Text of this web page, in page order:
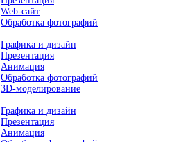
Web-сайт
Обработка фотографий
Графика и дизайн
Презентация
Анимация
Обработка фотографий
3D-моделирование
Графика и дизайн
Презентация
Анимация